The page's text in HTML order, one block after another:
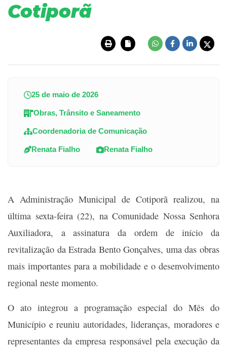
Cotiporã
25 de maio de 2026
Obras, Trânsito e Saneamento
Coordenadoria de Comunicação
Renata Fialho Renata Fialho
A Administração Municipal de Cotiporã realizou, na
última sexta-feira (22), na Comunidade Nossa Senhora
Auxiliadora, a assinatura da ordem de início da
revitalização da Estrada Bento Gonçalves, uma das obras
mais importantes para a mobilidade e o desenvolvimento
regional neste momento.
O ato integrou a programação especial do Mês do
Município e reuniu autoridades, lideranças, moradores e
representantes da empresa responsável pela execução da